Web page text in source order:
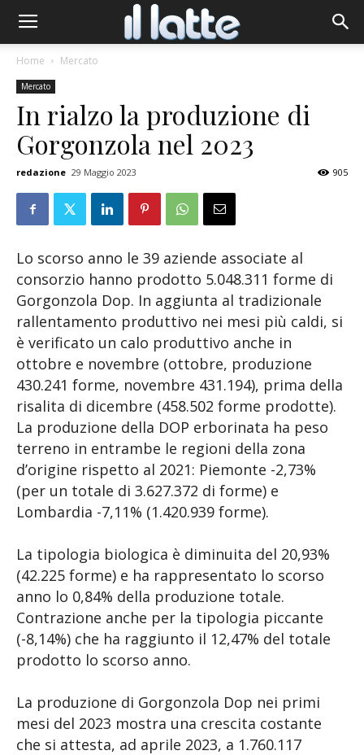
Home Mercato
Mercato
In rialzo la produzione di
Gorgonzola nel 2023
redazione 29 Maggio 2023 905
Lo scorso anno le 39 aziende associate al
consorzio hanno prodotto 5.048.311 forme di
Gorgonzola Dop. In aggiunta al tradizionale
rallentamento produttivo nei mesi più caldi, si
è verificato un calo produttivo anche in
ottobre e novembre (ottobre, produzione
430.241 forme, novembre 431.194), prima della
risalita di dicembre (458.502 forme prodotte).
La produzione della DOP erborinata ha peso
terreno in entrambe le regioni della zona
d’origine rispetto al 2021: Piemonte -2,73%
(per un totale di 3.627.372 di forme) e
Lombardia -7,11% (1.420.939 forme).
La tipologia biologica è diminuita del 20,93%
(42.225 forme) e ha rappresentato lo scorso
anno lo 0,84% della produzione totale.
Contrazione anche per la tipologia piccante
(-8,14%) che ha raggiunto il 12,47% del totale
prodotto lo scorso anno.
La produzione di Gorgonzola Dop nei primi
mesi del 2023 mostra una crescita costante
che si attesta, ad aprile 2023, a 1.760.117